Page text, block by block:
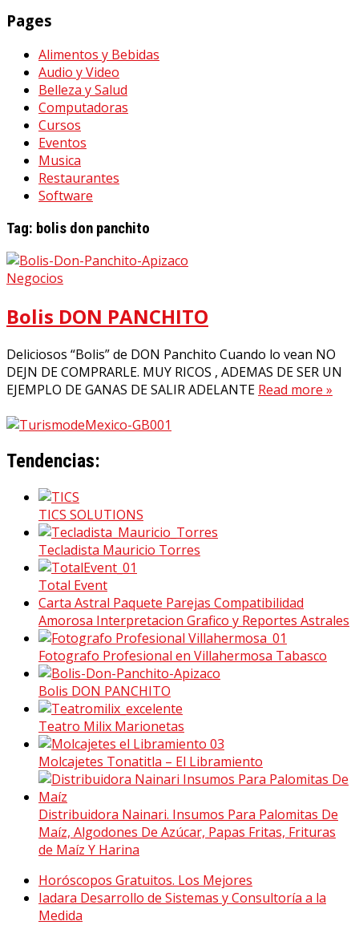
Pages
Alimentos y Bebidas
Audio y Video
Belleza y Salud
Computadoras
Cursos
Eventos
Musica
Restaurantes
Software
Tag: bolis don panchito
Negocios
Bolis DON PANCHITO
Deliciosos “Bolis” de DON Panchito Cuando lo vean NO
DEJN DE COMPRARLE. MUY RICOS , ADEMAS DE SER UN
EJEMPLO DE GANAS DE SALIR ADELANTE Read more »
Tendencias:
TICS SOLUTIONS
Tecladista Mauricio Torres
Total Event
Carta Astral Paquete Parejas Compatibilidad
Amorosa Interpretacion Grafico y Reportes Astrales
Fotografo Profesional en Villahermosa Tabasco
Bolis DON PANCHITO
Teatro Milix Marionetas
Molcajetes Tonatitla – El Libramiento
Distribuidora Nainari. Insumos Para Palomitas De
Maíz, Algodones De Azúcar, Papas Fritas, Frituras
de Maíz Y Harina
Horóscopos Gratuitos. Los Mejores
Iadara Desarrollo de Sistemas y Consultoría a la
Medida